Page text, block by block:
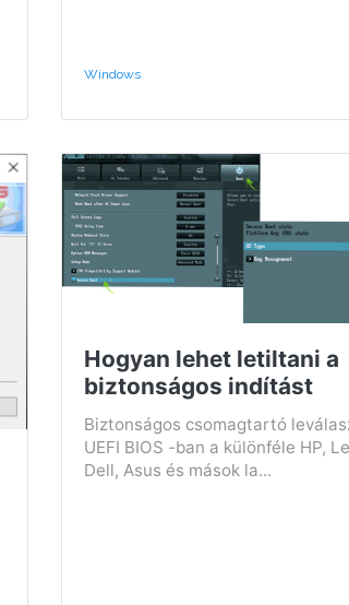
Windows
Hogyan lehet letiltani a
biztonságos indítást
Biztonságos csomagtartó
UEFI BIOS -ban a különféle HP,
Dell, Asus és mások la...